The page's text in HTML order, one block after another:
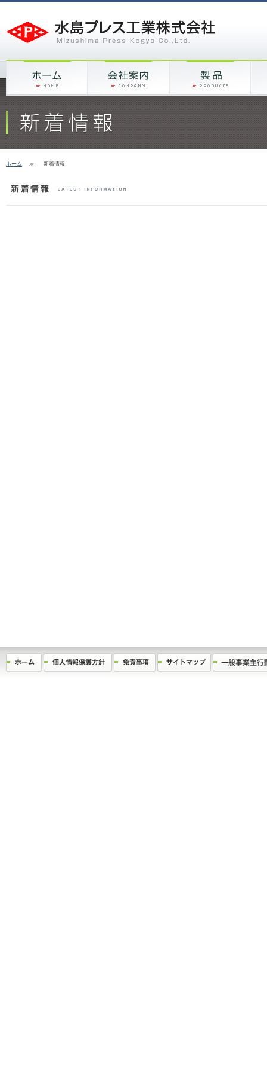
ホーム ≫ 新着情報